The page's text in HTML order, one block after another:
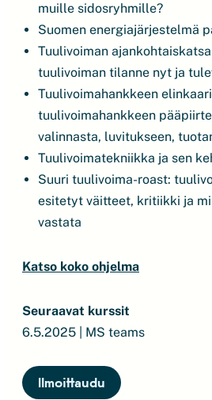
muille sidosryhmille?
Suomen energiajärjestelmä
Tuulivoiman
tuulivoiman tilanne nyt ja
Tuulivoimahankkeen
tuulivoimahankkeen
valinnasta, luvitukseen,
Tuulivoimatekniikka ja sen
Suuri tuulivoima-roast:
esitetyt väitteet, kritiikki ja
vastata
Katso koko ohjelma
Seuraavat kurssit
6.5.2025 | MS teams
Ilmoittaudu